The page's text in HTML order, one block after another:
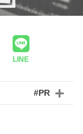
LINE
#PR